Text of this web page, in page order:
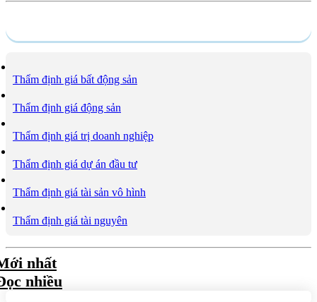
Thẩm định giá bất động sản
Thẩm định giá động sản
Thẩm định giá trị doanh nghiệp
Thẩm định giá dự án đầu tư
Thẩm định giá tài sản vô hình
Thẩm định giá tài nguyên
nhất
nhiều